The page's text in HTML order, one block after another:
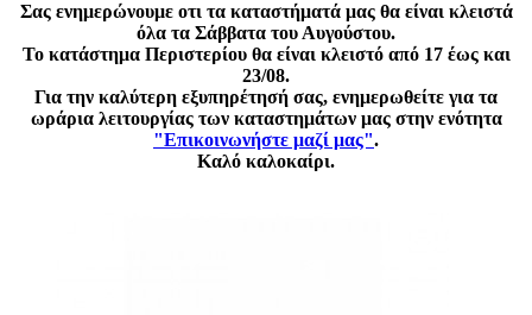
Σας ενημερώνουμε οτι τα καταστήματά μας θα είναι κλειστά
όλα τα Σάββατα του Αυγούστου.
Το κατάστημα Περιστερίου θα είναι κλειστό από 17 έως και
23/08.
Για την καλύτερη εξυπηρέτησή σας, ενημερωθείτε για τα
ωράρια λειτουργίας των καταστημάτων μας στην ενότητα
"Επικοινωνήστε μαζί μας".
Καλό καλοκαίρι.